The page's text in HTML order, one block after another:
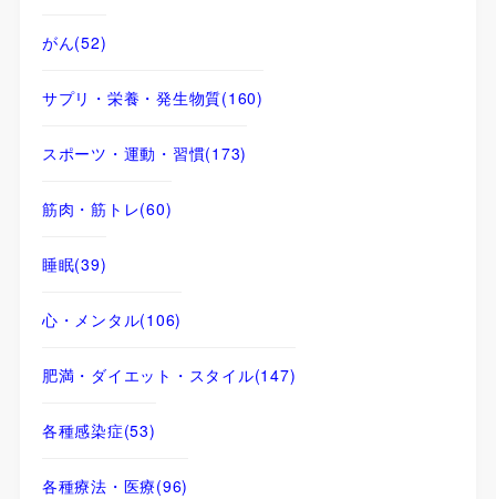
がん(52)
サプリ・栄養・発生物質(160)
スポーツ・運動・習慣(173)
筋肉・筋トレ(60)
睡眠(39)
心・メンタル(106)
肥満・ダイエット・スタイル(147)
各種感染症(53)
各種療法・医療(96)